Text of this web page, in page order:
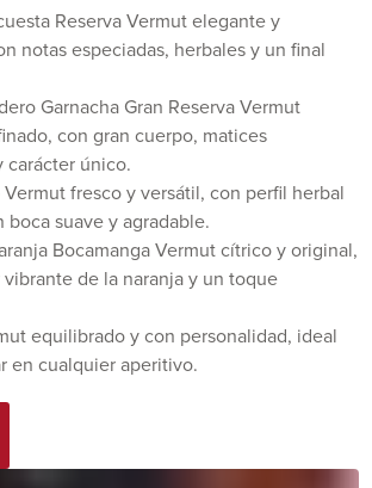
ReservaVermut elegante y
notas especiadas, herbales y un final
Garnacha Gran ReservaVermut
con gran cuerpo, matices
carácter único.
Vermut fresco y versátil, con perfil herbal
boca suave y agradable.
BocamangaVermut cítrico y original,
de la naranja y un toque
equilibrado y con personalidad, ideal
en cualquier aperitivo.